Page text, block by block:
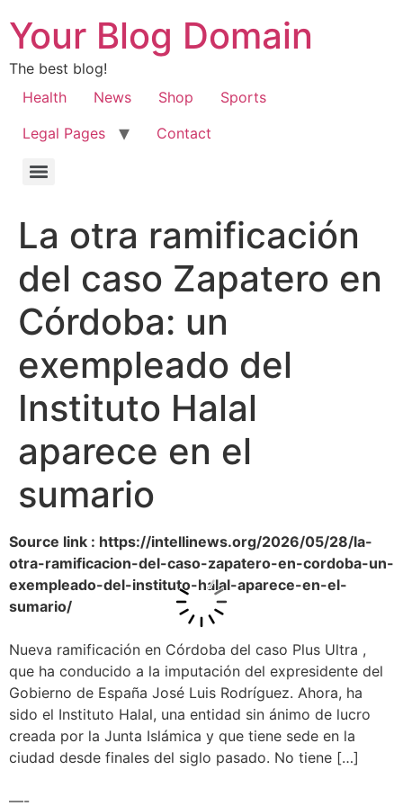
Your Blog Domain
The best blog!
Health
News Shop
Sports
Legal Pages
Contact
La otra ramificación
del caso Zapatero en
Córdoba: un
exempleado del
Instituto Halal
aparece en el
sumario
Source link : https://intellinews.org/2026/05/28/la-
otra-ramificacion-del-caso-zapatero-en-cordoba-un-
exempleado-del-instituto-halal-aparece-en-el-
sumario/
Nueva ramificación en Córdoba del caso Plus Ultra ,
que ha conducido a la imputación del expresidente del
Gobierno de España José Luis Rodríguez. Ahora, ha
sido el Instituto Halal, una entidad sin ánimo de lucro
creada por la Junta Islámica y que tiene sede en la
ciudad desde finales del siglo pasado. No tiene […]
—-